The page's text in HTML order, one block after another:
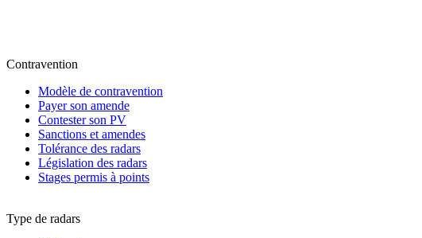
Contravention
Modèle de contravention
Payer son amende
Contester son PV
Sanctions et amendes
Tolérance des radars
Législation des radars
Stages permis à points
Type de radars